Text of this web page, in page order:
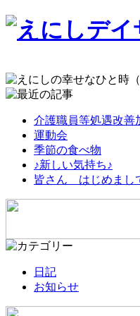
介護職員等処遇改善
運動会
季節の食べ物
♪新しい気持ち♪
皆さん はじめまし
日記
お知らせ